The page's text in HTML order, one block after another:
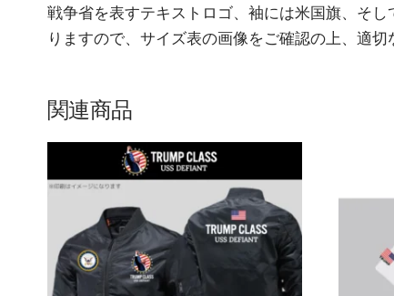
戦争省を表すテキストロゴ、袖には米国旗、そ
りますので、サイズ表の画像をご確認の上、適切
関連商品